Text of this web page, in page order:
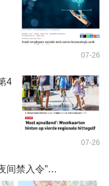
07-26
4
07-26
间禁入令”…